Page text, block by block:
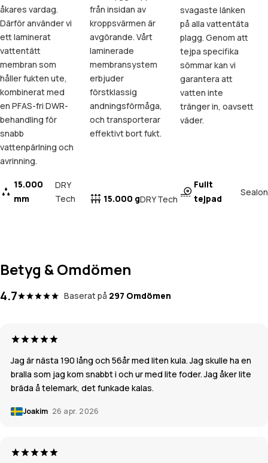
åkares vardag.
Därför använder vi
ett laminerat
vattentätt
membran som
håller fukten ute,
kombinerat med
en PFAS-fri DWR-
behandling för
snabb
vattenpärlning och
avrinning.
15.000
mm
DRY
Tech
från insidan av
kroppsvärmen är
avgörande. Vårt
laminerade
membransystem
erbjuder
förstklassig
andningsförmåga,
och transporterar
effektivt bort fukt.
15.000 gDRY Tech
svagaste länken
på alla vattentäta
plagg. Genom att
tejpa specifika
sömmar kan vi
garantera att
vatten inte
tränger in, oavsett
väder.
Fullt
tejpad
Sealon
Betyg & Omdömen
4.7 Baserat på 297 Omdömen
Jag är nästa 190 lång och 56år med liten kula. Jag skulle ha en
bralla som jag kom snabbt i och ur med lite foder. Jag åker lite
bräda å telemark, det funkade kalas.
Joakim 26 apr. 2026